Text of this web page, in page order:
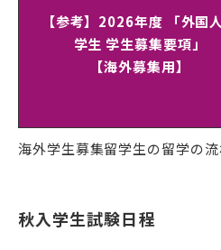
【参考】2026年度 「外国
学生 学生募集要項」
【海外募集用】
海外学生募集留学生の留学の流
秋入学生試験日程